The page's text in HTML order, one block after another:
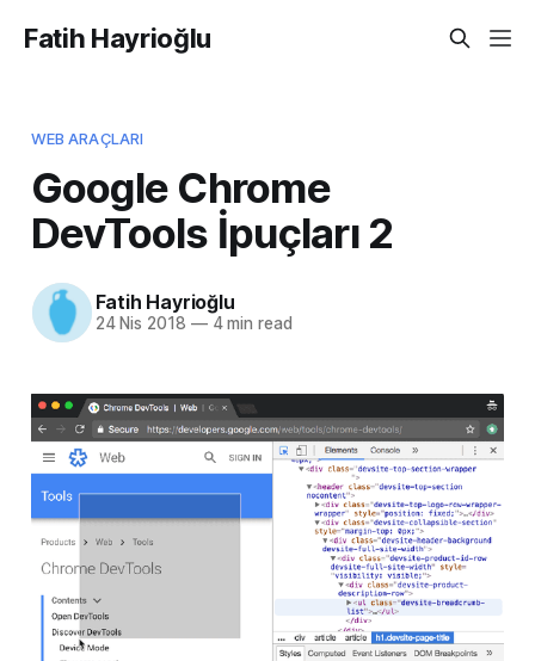
Fatih Hayrioğlu
WEB ARAÇLARI
Google Chrome
DevTools İpuçları 2
Fatih Hayrioğlu
24 Nis 2018 —4 min read